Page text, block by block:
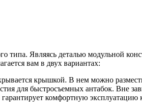
типа. Являясь деталью модульной
вам в двух вариантах:
крышкой. В нем можно
для быстросъемных антабок. Вне
комфортную эксплуатацию